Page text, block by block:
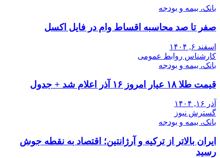
بانک، بیمه و بودجه
صفر تا صد محاسبه اقساط وام در فایل اکسل
اسفند ۶, ۱۴۰۴
کارشناس روابط عمومی
بانک، بیمه و بودجه
قیمت طلا ۱۸ عیار امروز ۱۶ آذر اعلام شد + جدول
آذر ۱۶, ۱۴۰۴
گسترش نیوز
بانک، بیمه و بودجه
ایران بالاتر از ترکیه و آرژانتین؛ اقتصاد به نقطه جوش
رسید